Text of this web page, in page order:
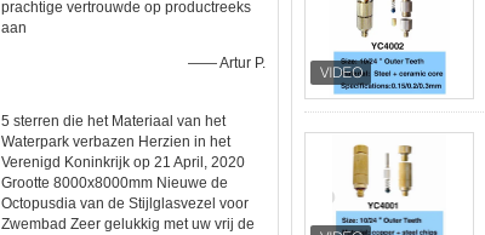
prachtige vertrouwde op productreeks
aan
—— Artur P.
5 sterren die het Materiaal van het
Waterpark verbazen Herzien in het
Verenigd Koninkrijk op 21 April, 2020
Grootte 8000x8000mm Nieuwe de
Octopusdia van de Stijlglasvezel voor
Zwembad Zeer gelukkig met uw vrij de